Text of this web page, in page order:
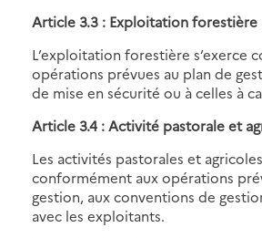
Article 3.3 : Exploitation forestière
L’exploitation forestière s’exerce
opérations prévues au plan de
de mise en sécurité ou à celles à
Article 3.4 : Activité pastorale et
Les activités pastorales et
conformément aux opérations
gestion, aux conventions de
avec les exploitants.